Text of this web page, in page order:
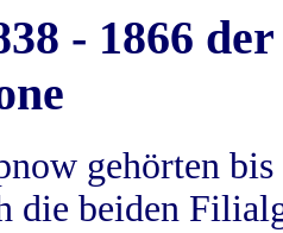
- 1866
gehörten
die beiden